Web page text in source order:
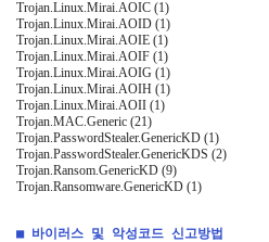
Trojan.Linux.Mirai.AOIC (1)
Trojan.Linux.Mirai.AOID (1)
Trojan.Linux.Mirai.AOIE (1)
Trojan.Linux.Mirai.AOIF (1)
Trojan.Linux.Mirai.AOIG (1)
Trojan.Linux.Mirai.AOIH (1)
Trojan.Linux.Mirai.AOII (1)
Trojan.MAC.Generic (21)
Trojan.PasswordStealer.GenericKD (1)
Trojan.PasswordStealer.GenericKDS (2)
Trojan.Ransom.GenericKD (9)
Trojan.Ransomware.GenericKD (1)
■ 바이러스 및 악성코드 신고방법